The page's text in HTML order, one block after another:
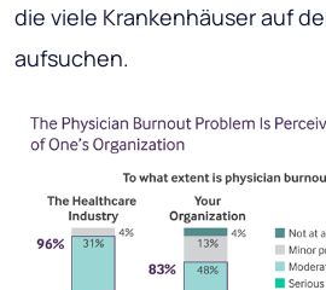
die viele Krankenhäuser auf
aufsuchen.